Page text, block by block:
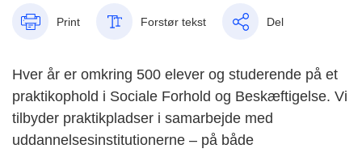
Print Forstør tekst Del
Hver år er omkring 500 elever og studerende på et
praktikophold i Sociale Forhold og Beskæftigelse. Vi
tilbyder praktikpladser i samarbejde med
uddannelsesinstitutionerne – på både